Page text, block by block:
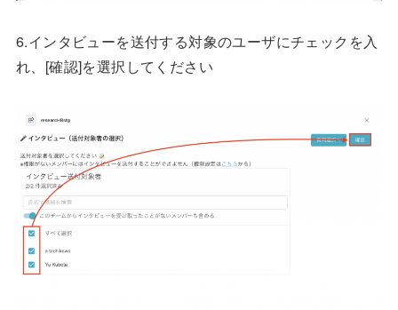
6.インタビューを送付する対象のユーザにチェックを入
れ、[確認]を選択してください